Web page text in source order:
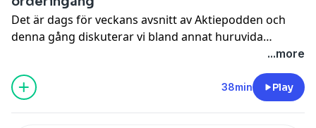
Det är dags för veckans avsnitt av Aktiepodden och
denna gång diskuterar vi bland annat huruvida
förebyggande orders såsom var fallet vid liberation
day, hur bankerna parerar en föränderlig räntemiljö
och om Avanza ska bli första svenska börsbolag att
...more
38min Play